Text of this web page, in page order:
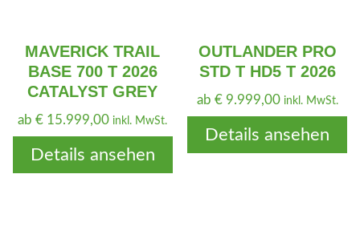
MAVERICK TRAIL
BASE 700 T 2026
CATALYST GREY
ab€ 15.999,00 inkl. MwSt.
Details ansehen
OUTLANDER PRO
STD T HD5 T 2026
ab €9.999,00 inkl. MwSt.
Details ansehen